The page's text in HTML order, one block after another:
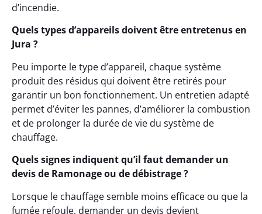
d’incendie.
Quels types d’appareils doivent être entretenus en
Jura ?
Peu importe le type d’appareil, chaque système
produit des résidus qui doivent être retirés pour
garantir un bon fonctionnement. Un entretien adapté
permet d’éviter les pannes, d’améliorer la combustion
et de prolonger la durée de vie du système de
chauffage.
Quels signes indiquent qu’il faut demander un
devis de Ramonage ou de débistrage ?
Lorsque le chauffage semble moins efficace ou que la
fumée refoule, demander un devis devient